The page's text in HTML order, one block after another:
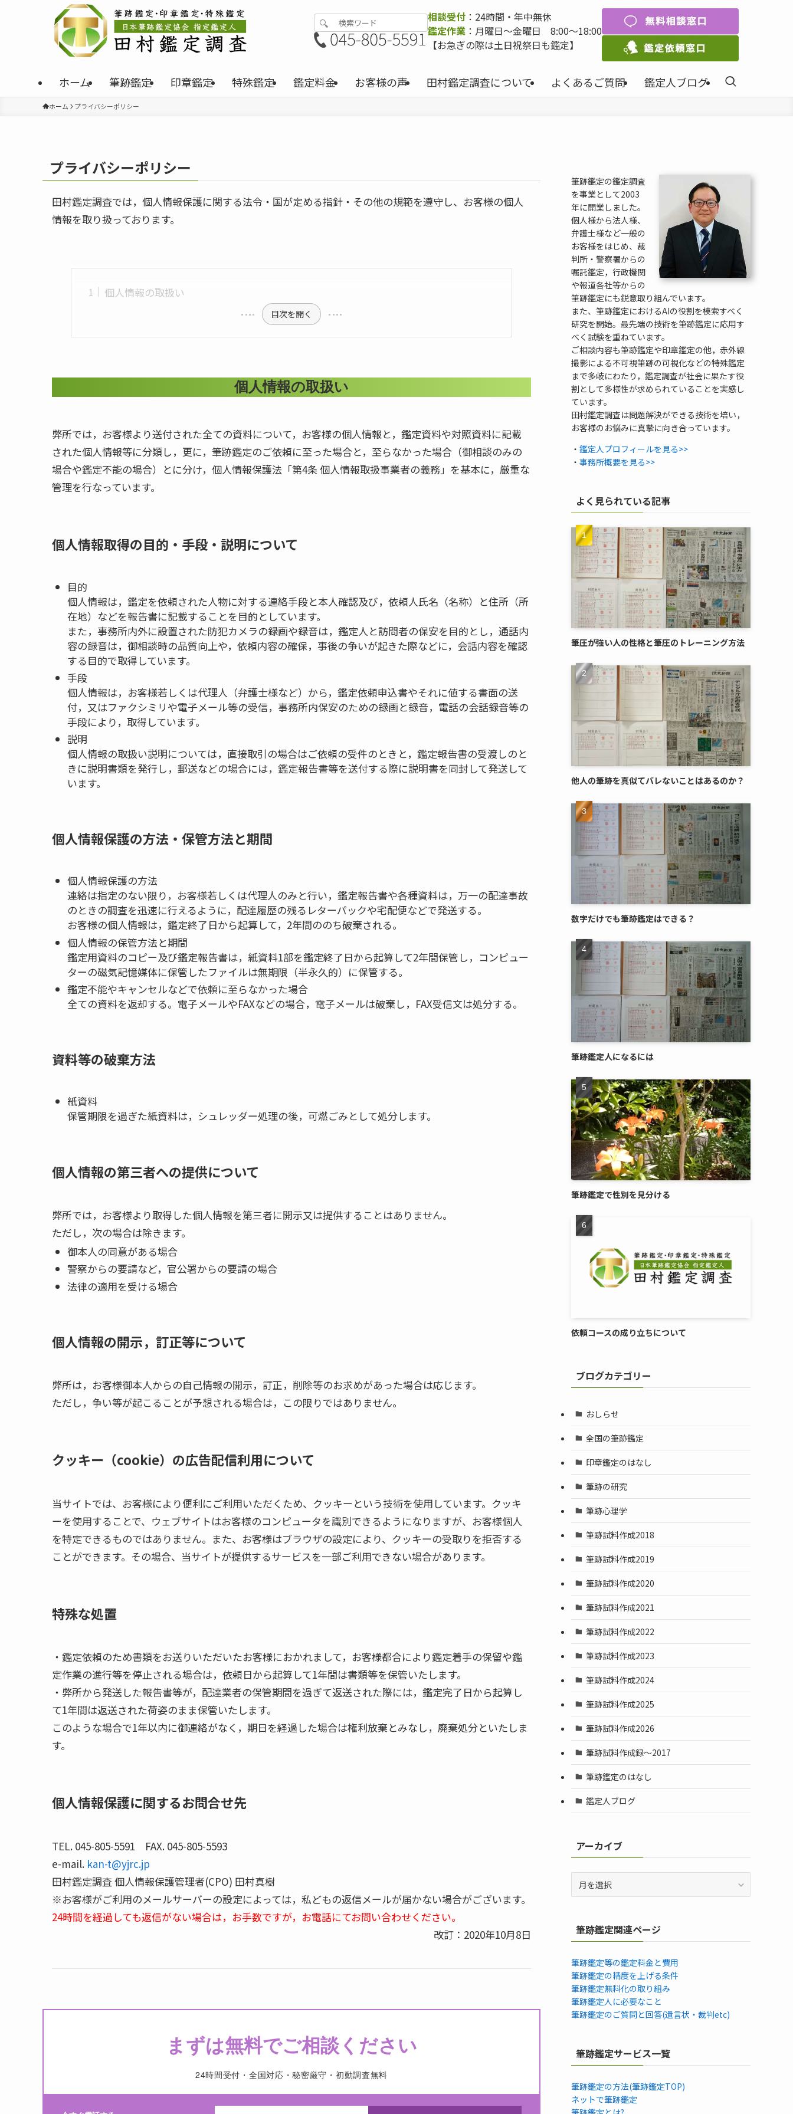
相談受付 ：24時間・年中無休
鑑定作業 ：月曜日〜金曜日 8:00〜18:00
【お急ぎの際は土日祝祭日も鑑定】
ホーム 筆跡鑑定 印章鑑定 特殊鑑定 鑑定料金 お客様の声 田村鑑定調査について よくあるご質問 鑑定人ブログ
ホーム プライバシーポリシー
プライバシーポリシー
田村鑑定調査では，個人情報保護に関する法令・国が定める指針・その他の規範を遵守し、お客様の個人
情報を取り扱っております。
個人情報の取扱い
目次を開く
個人情報の取扱い
弊所では，お客様より送付された全ての資料について，お客様の個人情報と，鑑定資料や対照資料に記載
された個人情報等に分類し，更に，筆跡鑑定のご依頼に至った場合と，至らなかった場合（御相談のみの
場合や鑑定不能の場合）とに分け，個人情報保護法「第4条 個人情報取扱事業者の義務」を基本に，厳重な
管理を行なっています。
個人情報取得の目的・手段・説明について
目的
個人情報は，鑑定を依頼された人物に対する連絡手段と本人確認及び，依頼人氏名（名称）と住所（所
在地）などを報告書に記載することを目的としています。
また，事務所内外に設置された防犯カメラの録画や録音は，鑑定人と訪問者の保安を目的とし，通話内
容の録音は，御相談時の品質向上や，依頼内容の確保，事後の争いが起きた際などに，会話内容を確認
する目的で取得しています。
手段
個人情報は，お客様若しくは代理人（弁護士様など）から，鑑定依頼申込書やそれに値する書面の送
付，又はファクシミリや電子メール等の受信，事務所内保安のための録画と録音，電話の会話録音等の
手段により，取得しています。
説明
個人情報の取扱い説明については，直接取引の場合はご依頼の受件のときと，鑑定報告書の受渡しのと
きに説明書類を発行し，郵送などの場合には，鑑定報告書等を送付する際に説明書を同封して発送して
います。
個人情報保護の方法・保管方法と期間
個人情報保護の方法
連絡は指定のない限り，お客様若しくは代理人のみと行い，鑑定報告書や各種資料は，万一の配達事故
のときの調査を迅速に行えるように，配達履歴の残るレターパックや宅配便などで発送する。
お客様の個人情報は，鑑定終了日から起算して，2年間ののち破棄される。
個人情報の保管方法と期間
鑑定用資料のコピー及び鑑定報告書は，紙資料1部を鑑定終了日から起算して2年間保管し，コンピュー
ターの磁気記憶媒体に保管したファイルは無期限（半永久的）に保管する。
鑑定不能やキャンセルなどで依頼に至らなかった場合
全ての資料を返却する。電子メールやFAXなどの場合，電子メールは破棄し，FAX受信文は処分する。
資料等の破棄方法
紙資料
保管期限を過ぎた紙資料は，シュレッダー処理の後，可燃ごみとして処分します。
個人情報の第三者への提供について
弊所では，お客様より取得した個人情報を第三者に開示又は提供することはありません。
ただし，次の場合は除きます。
御本人の同意がある場合
警察からの要請など，官公署からの要請の場合
法律の適用を受ける場合
個人情報の開示，訂正等について
弊所は，お客様御本人からの自己情報の開示，訂正，削除等のお求めがあった場合は応じます。
ただし，争い等が起こることが予想される場合は，この限りではありません。
クッキー（cookie）の広告配信利用について
当サイトでは、お客様により便利にご利用いただくため、クッキーという技術を使用しています。クッキ
ーを使用することで、ウェブサイトはお客様のコンピュータを識別できるようになりますが、お客様個人
を特定できるものではありません。また、お客様はブラウザの設定により、クッキーの受取りを拒否する
ことができます。その場合、当サイトが提供するサービスを一部ご利用できない場合があります。
特殊な処置
・鑑定依頼のため書類をお送りいただいたお客様におかれまして，お客様都合により鑑定着手の保留や鑑
定作業の進行等を停止される場合は，依頼日から起算して1年間は書類等を保管いたします。
・弊所から発送した報告書等が，配達業者の保管期間を過ぎて返送された際には，鑑定完了日から起算し
て1年間は返送された荷姿のまま保管いたします。
このような場合で1年以内に御連絡がなく，期日を経過した場合は権利放棄とみなし，廃棄処分といたしま
す。
個人情報保護に関するお問合せ先
TEL. 045-805-5591 FAX. 045-805-5593
e-mail. kan-t@yjrc.jp
田村鑑定調査 個人情報保護管理者(CPO) 田村真樹
※お客様がご利用のメールサーバーの設定によっては，私どもの返信メールが届かない場合がございます。
24時間を経過しても返信がない場合は，お手数ですが，お電話にてお問い合わせください。
改訂：2020年10月8日
まずは無料でご相談ください
24時間受付・全国対応・秘密厳守・初動調査無料
筆跡鑑定の鑑定調査
を事業として2003
年に開業しました。
個人様から法人様、
弁護士様など一般の
お客様をはじめ、裁
判所・警察署からの
嘱託鑑定，行政機関
や報道各社等からの
筆跡鑑定にも鋭意取り組んでいます。
また、筆跡鑑定におけるAIの役割を模索すべく
研究を開始。最先端の技術を筆跡鑑定に応用す
べく試験を重ねています。
ご相談内容も筆跡鑑定や印章鑑定の他，赤外線
撮影による不可視筆跡の可視化などの特殊鑑定
まで多岐にわたり，鑑定調査が社会に果たす役
割として多様性が求められていることを実感し
ています。
田村鑑定調査は問題解決ができる技術を培い，
お客様のお悩みに真摯に向き合っています。
・ 鑑定人プロフィールを見る>>
・ 事務所概要を見る>>
よく見られている記事
筆圧が強い人の性格と筆圧のトレーニング方法
他人の筆跡を真似てバレないことはあるのか？
数字だけでも筆跡鑑定はできる？
筆跡鑑定人になるには
筆跡鑑定で性別を見分ける
依頼コースの成り立ちについて
ブログカテゴリー
おしらせ
全国の筆跡鑑定
印章鑑定のはなし
筆跡の研究
筆跡心理学
筆跡試料作成2018
筆跡試料作成2019
筆跡試料作成2020
筆跡試料作成2021
筆跡試料作成2022
筆跡試料作成2023
筆跡試料作成2024
筆跡試料作成2025
筆跡試料作成2026
筆跡試料作成録～2017
筆跡鑑定のはなし
鑑定人ブログ
アーカイブ
ブ
筆跡鑑定関連ページ
筆跡鑑定等の鑑定料金と費用
筆跡鑑定の精度を上げる条件
筆跡鑑定無料化の取り組み
筆跡鑑定人に必要なこと
筆跡鑑定のご質問と回答(遺言状・裁判etc)
筆跡鑑定サービス一覧
筆跡鑑定の方法(筆跡鑑定TOP)
ネットで筆跡鑑定